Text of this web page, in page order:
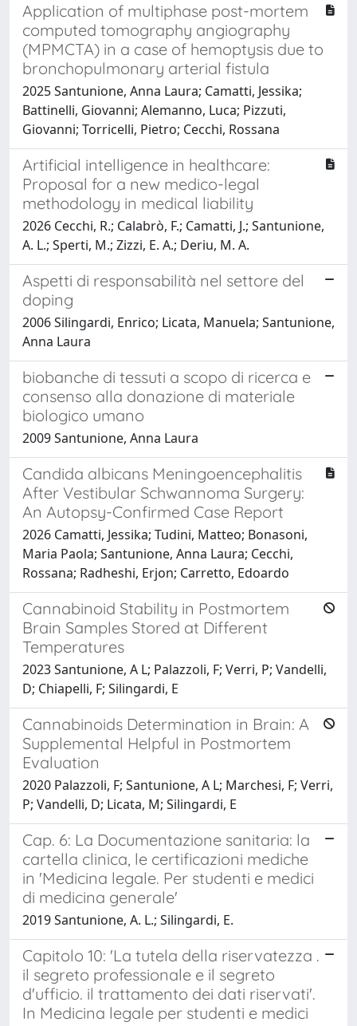
Application of multiphase post-mortem
computed tomography angiography
(MPMCTA) in a case of hemoptysis due to
bronchopulmonary arterial fistula
2025 Santunione, Anna Laura; Camatti, Jessika;
Battinelli, Giovanni; Alemanno, Luca; Pizzuti,
Giovanni; Torricelli, Pietro; Cecchi, Rossana
Artificial intelligence in healthcare:
Proposal for a new medico-legal
methodology in medical liability
2026 Cecchi, R.; Calabrò, F.; Camatti, J.; Santunione,
A. L.; Sperti, M.; Zizzi, E. A.; Deriu, M. A.
Aspetti di responsabilità nel settore del
doping
2006 Silingardi, Enrico; Licata, Manuela; Santunione,
Anna Laura
biobanche di tessuti a scopo di ricerca e
consenso alla donazione di materiale
biologico umano
2009 Santunione, Anna Laura
Candida albicans Meningoencephalitis
After Vestibular Schwannoma Surgery:
An Autopsy-Confirmed Case Report
2026 Camatti, Jessika; Tudini, Matteo; Bonasoni,
Maria Paola; Santunione, Anna Laura; Cecchi,
Rossana; Radheshi, Erjon; Carretto, Edoardo
Cannabinoid Stability in Postmortem
Brain Samples Stored at Different
Temperatures
2023 Santunione, A L; Palazzoli, F; Verri, P; Vandelli,
D; Chiapelli, F; Silingardi, E
Cannabinoids Determination in Brain: A
Supplemental Helpful in Postmortem
Evaluation
2020 Palazzoli, F; Santunione, A L; Marchesi, F; Verri,
P; Vandelli, D; Licata, M; Silingardi, E
Cap. 6: La Documentazione sanitaria: la
cartella clinica, le certificazioni mediche
in 'Medicina legale. Per studenti e medici
di medicina generale'
2019 Santunione, A. L.; Silingardi, E.
Capitolo 10: 'La tutela della riservatezza .
il segreto professionale e il segreto
d'ufficio. il trattamento dei dati riservati'.
In Medicina legale per studenti e medici